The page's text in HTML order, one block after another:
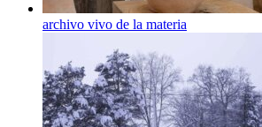
archivo vivo de la materia